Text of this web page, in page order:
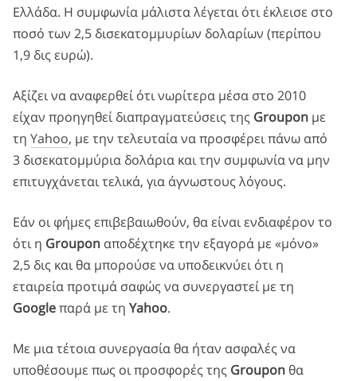
Ελλάδα. Η συμφωνία μάλιστα λέγεται ότι έκλεισε στο
ποσό των 2,5 δισεκατομμυρίων δολαρίων (περίπου
1,9 δις ευρώ).
Αξίζει να αναφερθεί ότι νωρίτερα μέσα στο 2010
είχαν προηγηθεί διαπραγματεύσεις της Groupon με
τη Yahoo, με την τελευταία να προσφέρει πάνω από
3 δισεκατομμύρια δολάρια και την συμφωνία να μην
επιτυγχάνεται τελικά, για άγνωστους λόγους.
Εάν οι φήμες επιβεβαιωθούν, θα είναι ενδιαφέρον το
ότι η Groupon αποδέχτηκε την εξαγορά με «μόνο»
2,5 δις και θα μπορούσε να υποδεικνύει ότι η
εταιρεία προτιμά σαφώς να συνεργαστεί με τη
Googleπαρά με τη Yahoo.
Με μια τέτοια συνεργασία θα ήταν ασφαλές να
υποθέσουμε πως οι προσφορές της Groupon θα